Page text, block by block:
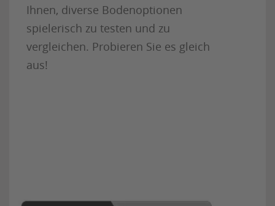
Ihnen, diverse Bodenoptionen
spielerisch zu testen und zu
vergleichen. Probieren Sie es gleich
aus!